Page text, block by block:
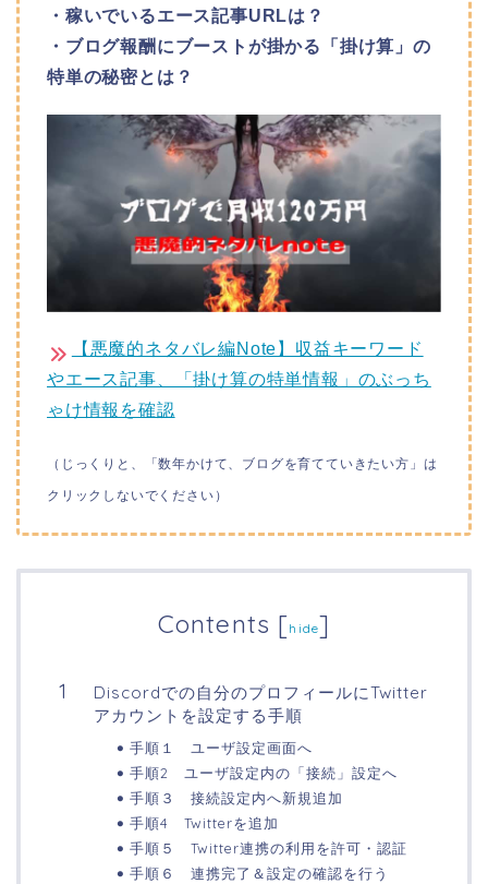
・稼いでいるエース記事URLは？
・ブログ報酬にブーストが掛かる「掛け算」の
特単の秘密とは？
【悪魔的ネタバレ編Note】収益キーワード
やエース記事、「掛け算の特単情報」のぶっち
ゃけ情報を確認
（じっくりと、「数年かけて、ブログを育てていきたい方」は
クリックしないでください）
Contents [hide]
Discordでの自分のプロフィールにTwitter
アカウントを設定する手順
手順１ ユーザ設定画面へ
手順2 ユーザ設定内の「接続」設定へ
手順３ 接続設定内へ新規追加
手順4 Twitterを追加
手順５ Twitter連携の利用を許可・認証
手順６ 連携完了＆設定の確認を行う